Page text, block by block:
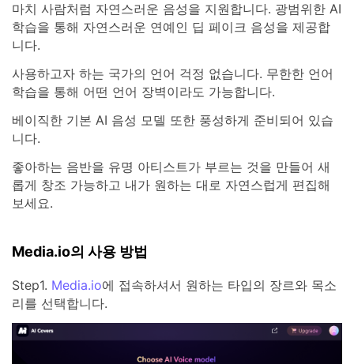
마치 사람처럼 자연스러운 음성을 지원합니다. 광범위한 AI
학습을 통해 자연스러운 연예인 딥 페이크 음성을 제공합
니다.
사용하고자 하는 국가의 언어 걱정 없습니다. 무한한 언어
학습을 통해 어떤 언어 장벽이라도 가능합니다.
베이직한 기본 AI 음성 모델 또한 풍성하게 준비되어 있습
니다.
좋아하는 음반을 유명 아티스트가 부르는 것을 만들어 새
롭게 창조 가능하고 내가 원하는 대로 자연스럽게 편집해
보세요.
Media.io의 사용 방법
Step1. Media.io에 접속하셔서 원하는 타입의 장르와 목소
리를 선택합니다.